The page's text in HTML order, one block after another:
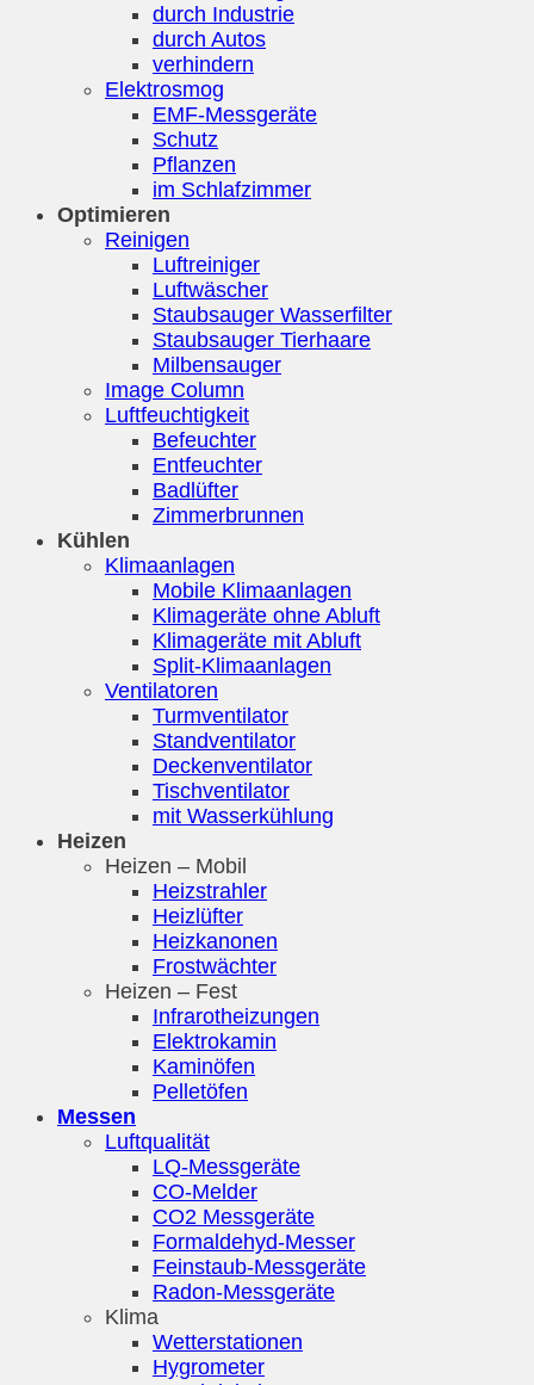
durch Industrie
durch Autos
verhindern
Elektrosmog
EMF-Messgeräte
Schutz
Pflanzen
im Schlafzimmer
Optimieren
Reinigen
Luftreiniger
Luftwäscher
Staubsauger Wasserfilter
Staubsauger Tierhaare
Milbensauger
Image Column
Luftfeuchtigkeit
Befeuchter
Entfeuchter
Badlüfter
Zimmerbrunnen
Kühlen
Klimaanlagen
Mobile Klimaanlagen
Klimageräte ohne Abluft
Klimageräte mit Abluft
Split-Klimaanlagen
Ventilatoren
Turmventilator
Standventilator
Deckenventilator
Tischventilator
mit Wasserkühlung
Heizen
Heizen – Mobil
Heizstrahler
Heizlüfter
Heizkanonen
Frostwächter
Heizen – Fest
Infrarotheizungen
Elektrokamin
Kaminöfen
Pelletöfen
Messen
Luftqualität
LQ-Messgeräte
CO-Melder
CO2 Messgeräte
Formaldehyd-Messer
Feinstaub-Messgeräte
Radon-Messgeräte
Klima
Wetterstationen
Hygrometer